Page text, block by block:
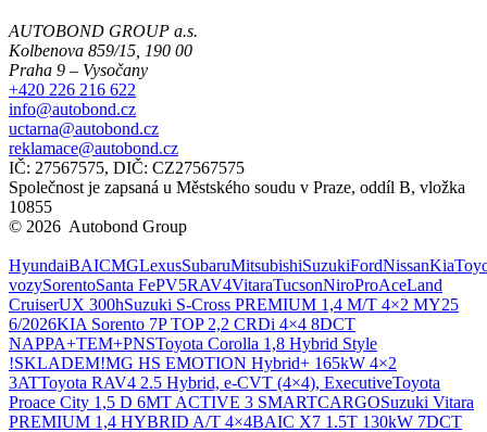
AUTOBOND GROUP a.s.
Kolbenova 859/15, 190 00
Praha 9 – Vysočany
+420 226 216 622
info@autobond.cz
uctarna@autobond.cz
reklamace@autobond.cz
IČ: 27567575, DIČ: CZ27567575
Společnost je zapsaná u Městského soudu v Praze, oddíl B, vložka
10855
© 2026 Autobond Group
HyundaiBAICMGLexusSubaruMitsubishiSuzukiFordNissanKia
vozySorentoSanta FePV5RAV4VitaraTucsonNiroProAceLand
CruiserUX 300hSuzuki S-Cross PREMIUM 1,4 M/T 4×2 MY25
6/2026KIA Sorento 7P TOP 2,2 CRDi 4×4 8DCT
NAPPA+TEM+PNSToyota Corolla 1,8 Hybrid Style
!SKLADEM!MG HS EMOTION Hybrid+ 165kW 4×2
3ATToyota RAV4 2.5 Hybrid, e-CVT (4×4), ExecutiveToyota
Proace City 1,5 D 6MT ACTIVE 3 SMARTCARGOSuzuki Vitara
PREMIUM 1,4 HYBRID A/T 4×4BAIC X7 1.5T 130kW 7DCT